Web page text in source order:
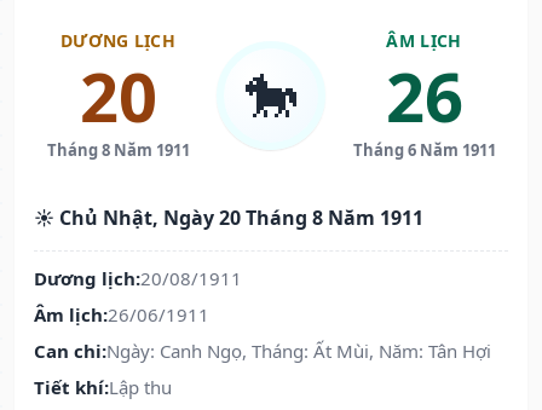
DƯƠNG LỊCH
20
Tháng 8 Năm 1911
🐎
ÂM LỊCH
26
Tháng 6 Năm 1911
☀️ Chủ Nhật, Ngày 20 Tháng 8 Năm 1911
Dương lịch:20/08/1911
Âm lịch:26/06/1911
Can chi:Ngày: Canh Ngọ, Tháng: Ất Mùi, Năm: Tân Hợi
Tiết khí:Lập thu